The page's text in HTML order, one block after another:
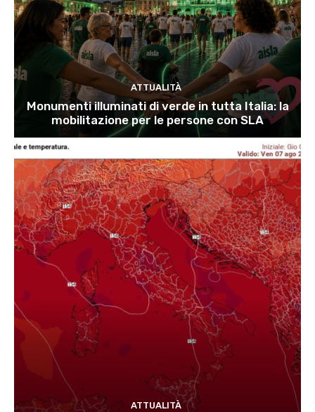
ATTUALITÀ
Monumenti illuminati di verde in tutta Italia: la
mobilitazione per le persone con SLA
ATTUALITÀ